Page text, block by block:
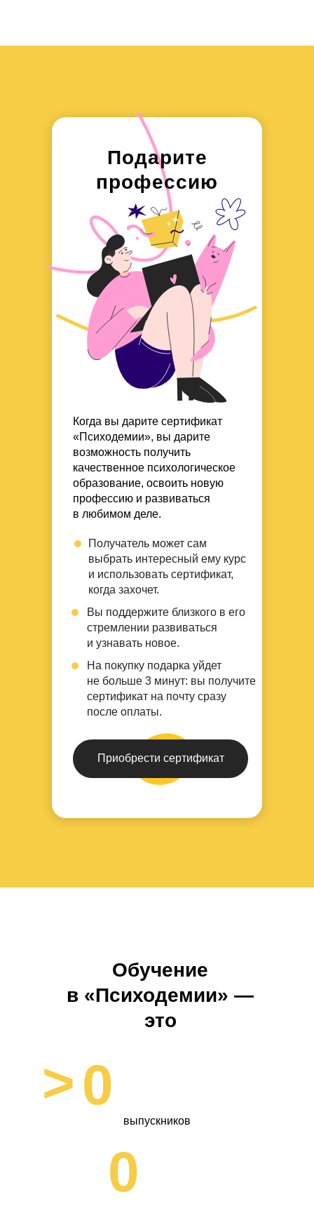
Когда вы дарите сертификат
«Психодемии», вы дарите
возможность получить
качественное психологическое
образование, освоить новую
профессию и развиваться
в любимом деле.
Приобрести сертификат
Получатель может сам
выбрать интересный ему курс
и использовать сертификат,
когда захочет.
Вы поддержите близкого в его
стремлении развиваться
и узнавать новое.
На покупку подарка уйдет
не больше 3 минут: вы получите
сертификат на почту сразу
после оплаты.
Подарите
профессию
Обучение
в «Психодемии» —
это
0
0
>
выпускников